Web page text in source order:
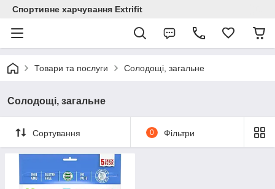
Спортивне харчування Extrifit
Товари та послуги Солодощі, загальне
Солодощі, загальне
Сортування 0 Фільтри